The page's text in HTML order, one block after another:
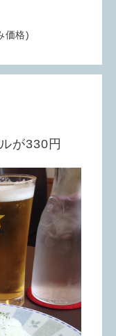
価格)
が330円